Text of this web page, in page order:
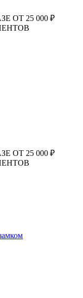
ОТ 25 000 ₽
ОТ 25 000 ₽